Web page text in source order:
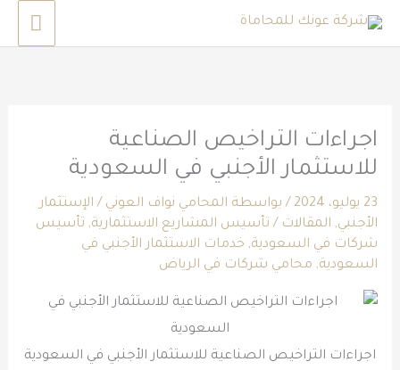
تخطي
اجراءات التراخيص الصناعية
للاستثمار الأجنبي في السعودية
23 يوليو، 2024 / بواسطة المحامي نواف العوني/ الإستثمار
الأجنبي, المقالات / تأسيس المشاريع الاستثمارية, تأسيس
شركات في السعودية,خدمات الاستثمار الأجنبي في
السعودية, محامي شركات في الرياض
اجراءات التراخيص الصناعية للاستثمار الأجنبي في السعودية